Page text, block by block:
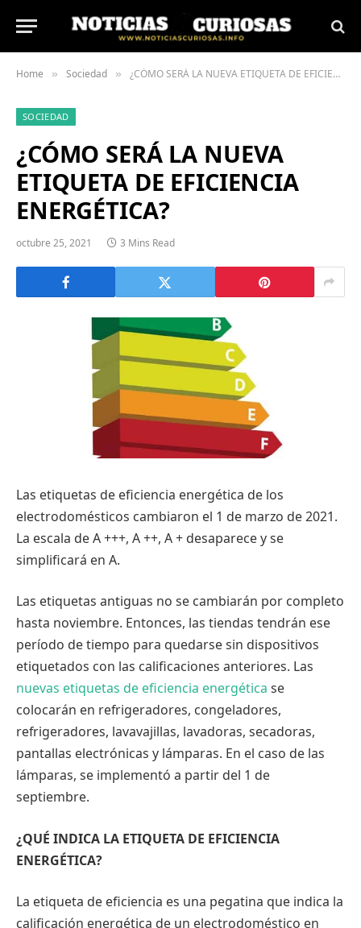
Home » Sociedad » ¿CÓMO SERÁ LA NUEVA ETIQUETA DE EFICIENCIA ENERGÉTICA?
SOCIEDAD
¿CÓMO SERÁ LA NUEVA
ETIQUETA DE EFICIENCIA
ENERGÉTICA?
octubre 25, 2021 3 Mins Read
Las etiquetas de eficiencia energética de los
electrodomésticos cambiaron el 1 de marzo de 2021.
La escala de A +++, A ++, A + desaparece y se
simplificará en A.
Las etiquetas antiguas no se cambiarán por completo
hasta noviembre. Entonces, las tiendas tendrán ese
período de tiempo para quedarse sin dispositivos
etiquetados con las calificaciones anteriores. Las
nuevas etiquetas de eficiencia energética se
colocarán en refrigeradores, congeladores,
refrigeradores, lavavajillas, lavadoras, secadoras,
pantallas electrónicas y lámparas. En el caso de las
lámparas, se implementó a partir del 1 de
septiembre.
¿QUÉ INDICA LA ETIQUETA DE EFICIENCIA
ENERGÉTICA?
La etiqueta de eficiencia es una pegatina que indica la
calificación energética de un electrodoméstico en